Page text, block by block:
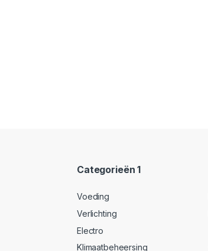
Categorieën 1
Voeding
Verlichting
Electro
Klimaatbeheersing